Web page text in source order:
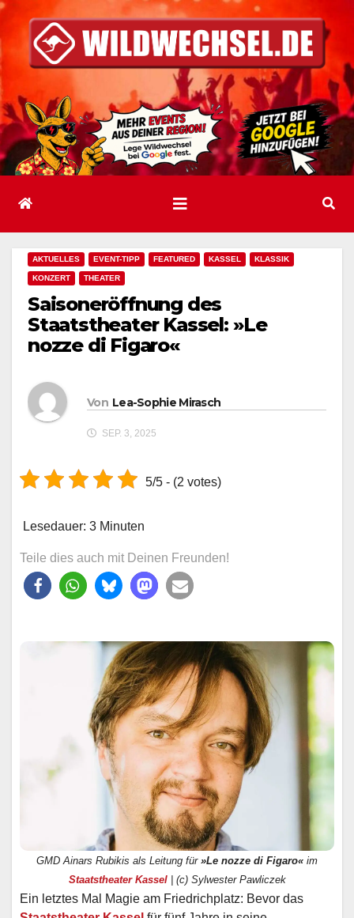
Inhalt
springen
AKTUELLES EVENT-TIPP FEATURED KASSEL KLASSIK
KONZERT THEATER
Saisoneröffnung des
Staatstheater Kassel: »Le
nozze di Figaro«
Von Lea-Sophie Mirasch
SEP. 3, 2025
5/5 - (2 votes)
Lesedauer: 3 Minuten
Teile dies auch mit Deinen Freunden!
GMD Ainars Rubikis als Leitung für »Le nozze di Figaro« im
Staatstheater Kassel| (c) Sylwester Pawliczek
Ein letztes Mal Magie am Friedrichplatz: Bevor das